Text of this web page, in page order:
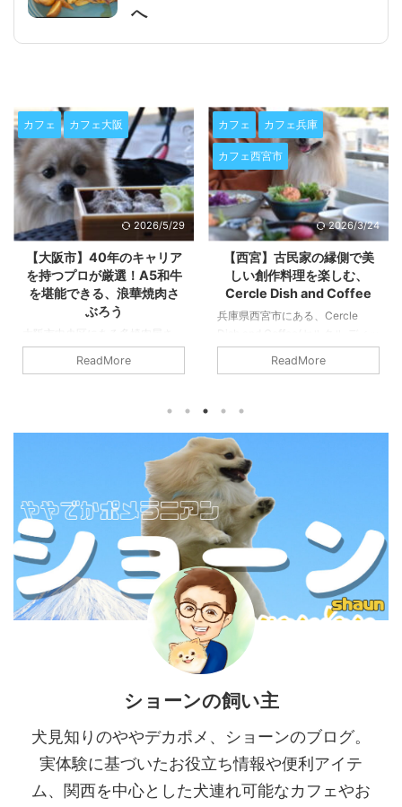
へ
カフェ カフェ兵庫
カフェ西宮市
2026/3/24
【西宮】古民家の縁側で美
しい創作料理を楽しむ、
Cercle Dish and Coffee
兵庫県西宮市にある、Cercle
Dish and Coffee(セルクル ディッ
シュアンドコーヒー)へ行ってき
ました。 西宮市・苦楽園の閑静
ー）』。 ここは、単なるカフェ
の枠を超え、訪れる人の心と体を
満たしてくれる特別な場所です。
地元の食通たちからも愛され、遠
方からわざわざ足を運ぶファンも
絶えないその魅力をご紹介しま
す。 苦楽園の街に溶け込む、隠
れ家のようなロケーシ ...
ReadMore
カフェ兵庫 カフェ神戸市
2026/3/23
【神戸】自家製ハチミツ使
用のクワトロフォルマッジ
が絶品！ピッツェリア アロ
ッコ
ALOCCO(ピッツェリア アロッ
コ)へ行ってきました。 神戸のグ
宅街に佇む『Pizzeria
ALOCCO(ピッツェリア アロッ
コ)』です。 もともと芦屋で人気
を博していたこのお店が、2020
年に現在の春日野道エリアへ移転
オープン。ピッツァの美味しさは
もちろん、他にはないユニークな
特徴を併せ持つこの名店につい
て、その魅力を詳しくご紹介しま
す。 フクロウがいっぱい 店名の
「アロッ ...
ReadMore
ショーンの飼い主
犬見知りのややデカポメ、ショーンのブログ。
実体験に基づいたお役立ち情報や便利アイテ
ム、関西を中心とした犬連れ可能なカフェやお